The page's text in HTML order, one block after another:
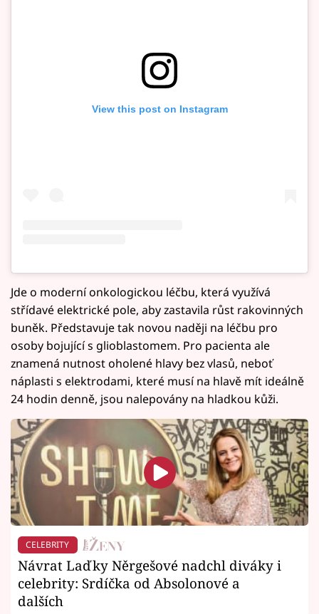
View this post on Instagram
Jde o moderní onkologickou léčbu, která využívá
střídavé elektrické pole, aby zastavila růst rakovinných
buněk. Představuje tak novou naději na léčbu pro
osoby bojující s glioblastomem. Pro pacienta ale
znamená nutnost oholené hlavy bez vlasů, neboť
náplasti s elektrodami, které musí na hlavě mít ideálně
24 hodin denně, jsou nalepovány na hladkou kůži.
CELEBRITY
Návrat Laďky Něrgešové nadchl diváky i
celebrity: Srdíčka od Absolonové a
dalších